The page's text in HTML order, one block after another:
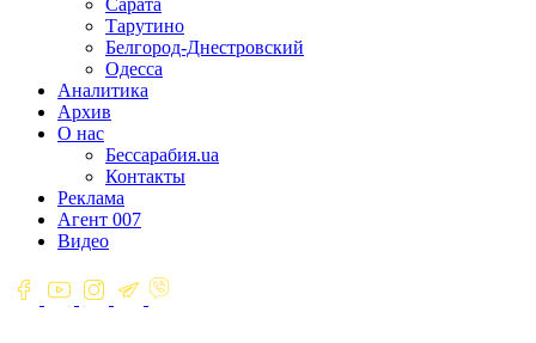
Сарата
Тарутино
Белгород-Днестровский
Одесса
Аналитика
Архив
О нас
Бессарабия.ua
Контакты
Реклама
Агент 007
Видео